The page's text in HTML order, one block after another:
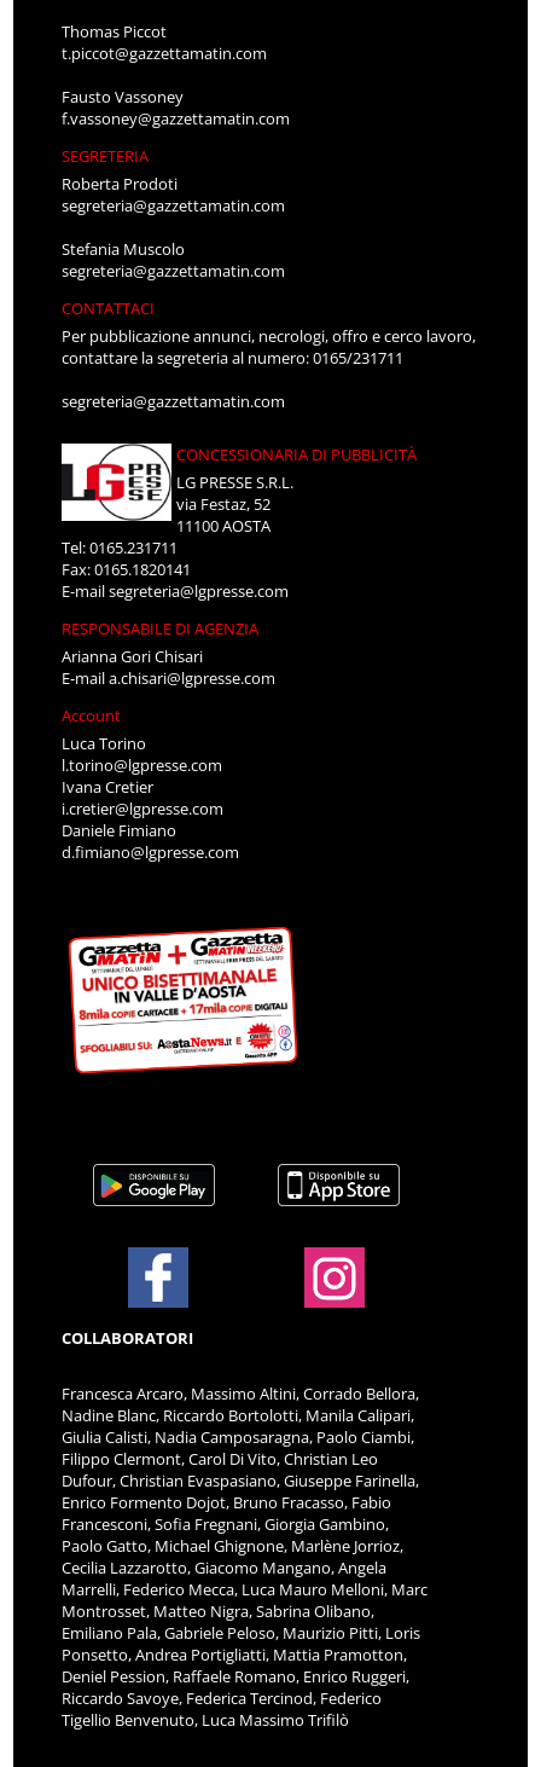
Thomas Piccot
t.piccot@gazzettamatin.com
Fausto Vassoney
f.vassoney@gazzettamatin.com
SEGRETERIA
Roberta Prodoti
segreteria@gazzettamatin.com
Stefania Muscolo
segreteria@gazzettamatin.com
CONTATTACI
Per pubblicazione annunci, necrologi, offro e cerco lavoro,
contattare la segreteria al numero: 0165/231711
segreteria@gazzettamatin.com
CONCESSIONARIA DI PUBBLICITÀ
LG PRESSE S.R.L.
via Festaz, 52
11100 AOSTA
Tel: 0165.231711
Fax: 0165.1820141
E-mailsegreteria@lgpresse.com
RESPONSABILE DI AGENZIA
Arianna Gori Chisari
E-maila.chisari@lgpresse.com
Account
Luca Torino
l.torino@lgpresse.com
Ivana Cretier
i.cretier@lgpresse.com
Daniele Fimiano
d.fimiano@lgpresse.com
COLLABORATORI
Francesca Arcaro, Massimo Altini, Corrado Bellora,
Nadine Blanc, Riccardo Bortolotti, Manila Calipari,
Giulia Calisti, Nadia Camposaragna, Paolo Ciambi,
Filippo Clermont, Carol Di Vito, Christian Leo
Dufour, Christian Evaspasiano, Giuseppe Farinella,
Enrico Formento Dojot, Bruno Fracasso, Fabio
Francesconi, Sofia Fregnani, Giorgia Gambino,
Paolo Gatto, Michael Ghignone, Marlène Jorrioz,
Cecilia Lazzarotto, Giacomo Mangano, Angela
Marrelli, Federico Mecca, Luca Mauro Melloni, Marc
Montrosset, Matteo Nigra, Sabrina Olibano,
Emiliano Pala, Gabriele Peloso, Maurizio Pitti, Loris
Ponsetto, Andrea Portigliatti, Mattia Pramotton,
Deniel Pession, Raffaele Romano, Enrico Ruggeri,
Riccardo Savoye, Federica Tercinod, Federico
Tigellio Benvenuto, Luca Massimo Trifilò